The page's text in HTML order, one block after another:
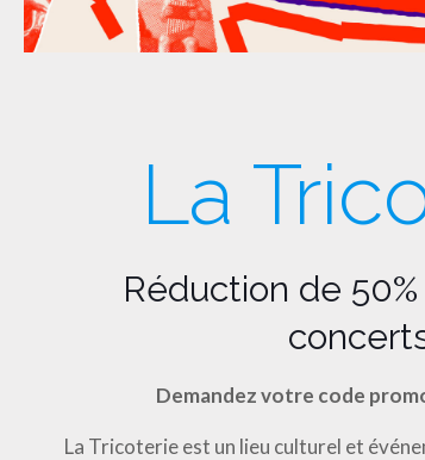
La
Réduction de
Demandez votre code
La Tricoterie est un lieu culturel et